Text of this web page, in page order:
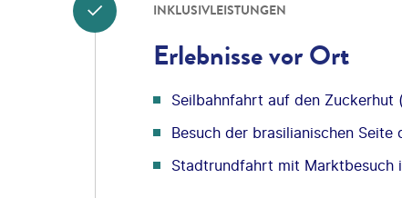
INKLUSIVLEISTUNGEN
Erlebnisse vor Ort
Seilbahnfahrt auf den Zuckerhut
Besuch der brasilianischen Seite
Stadtrundfahrt mit Marktbesuch